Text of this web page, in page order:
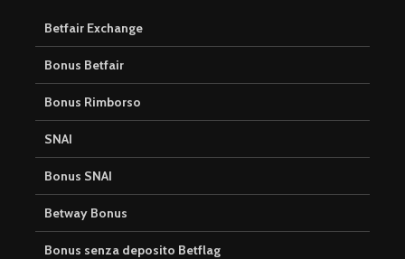
Betfair Exchange
Bonus Betfair
Bonus Rimborso
SNAI
Bonus SNAI
Betway Bonus
Bonus senza deposito Betflag